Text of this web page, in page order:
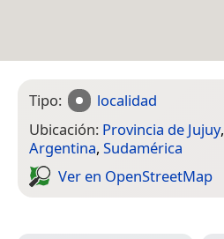
Tipo:
localidad
Ubicación: Provincia de Jujuy,
Argentina, Sudamérica
Ver en Open­Street­Map